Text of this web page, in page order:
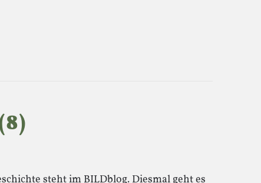
steht im BILDblog. Diesmal geht es